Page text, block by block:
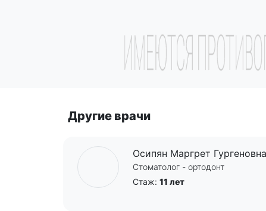
Другие врачи
Осипян Маргрет Гургеновна
Стоматолог - ортодонт
Стаж: 11 лет